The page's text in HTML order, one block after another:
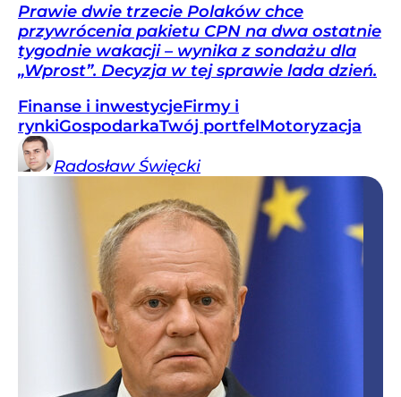
Prawie dwie trzecie Polaków chce
przywrócenia pakietu CPN na dwa ostatnie
tygodnie wakacji – wynika z sondażu dla
„Wprost”. Decyzja w tej sprawie lada dzień.
Finanse i inwestycjeFirmy i
rynkiGospodarkaTwój portfelMotoryzacja
Radosław Święcki